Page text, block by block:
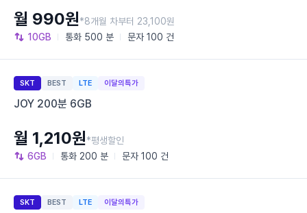
10GB 통화 500 분 문자 100 건
월 990원*8개월 차부터 23,100원
SKT BEST LTE 이달의특가
JOY 200분 6GB
6GB 통화 200 분 문자 100 건
월 1,210원*평생할인
SKT BEST LTE 이달의특가